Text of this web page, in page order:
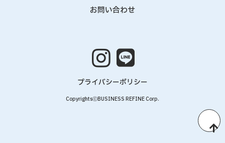
お問い合わせ
プライバシーポリシー
CopyrightsⓒBUSINESS REFINE Corp.